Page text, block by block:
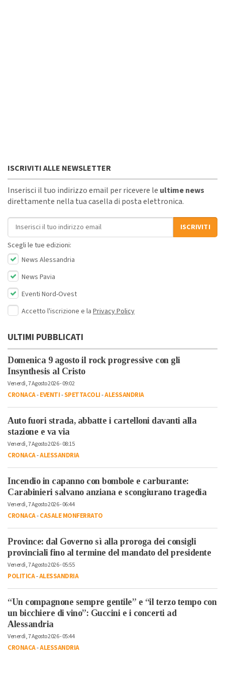
ISCRIVITI ALLE NEWSLETTER
Inserisci il tuo indirizzo email per ricevere le ultime news
direttamente nella tua casella di posta elettronica.
Indirizzo email
ISCRIVITI
Scegli le tue edizioni:
News Alessandria
News Pavia
Eventi Nord-Ovest
Accetto l'iscrizione e la Privacy Policy
ULTIMI PUBBLICATI
Domenica 9 agosto il rock progressive con gli
Insynthesis al Cristo
Venerdì, 7 Agosto 2026 - 09:02
CRONACA-EVENTI-SPETTACOLI-ALESSANDRIA
Auto fuori strada, abbatte i cartelloni davanti alla
stazione e va via
Venerdì, 7 Agosto 2026 - 08:15
CRONACA-ALESSANDRIA
Incendio in capanno con bombole e carburante:
Carabinieri salvano anziana e scongiurano tragedia
Venerdì, 7 Agosto 2026 - 06:44
CRONACA-CASALE MONFERRATO
Province: dal Governo sì alla proroga dei consigli
provinciali fino al termine del mandato del presidente
Venerdì, 7 Agosto 2026 - 05:55
POLITICA-ALESSANDRIA
“Un compagnone sempre gentile” e “il terzo tempo con
un bicchiere di vino”: Guccini e i concerti ad
Alessandria
Venerdì, 7 Agosto 2026 - 05:44
CRONACA-ALESSANDRIA